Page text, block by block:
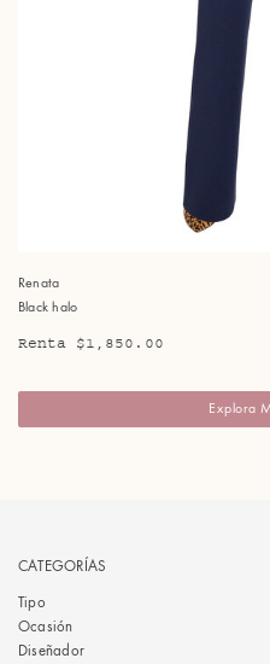
Renata
Black halo
Renta $1,850.00
Explora
CATEGORÍAS
Tipo
Ocasión
Diseñador